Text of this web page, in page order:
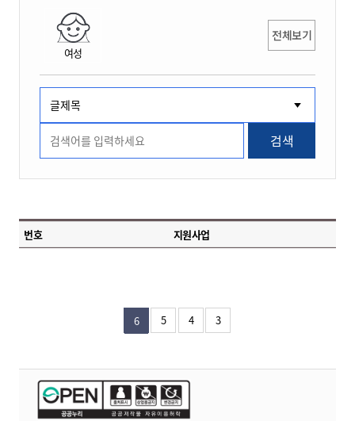
여성
전체보기
검색
번호 지원사업
6 5 4 3